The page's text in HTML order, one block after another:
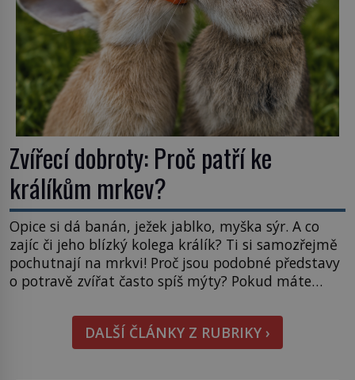
Zvířecí dobroty: Proč patří ke
králíkům mrkev?
Opice si dá banán, ježek jablko, myška sýr. A co
zajíc či jeho blízký kolega králík? Ti si samozřejmě
pochutnají na mrkvi! Proč jsou podobné představy
o potravě zvířat často spíš mýty? Pokud máte
i bude chutnat, ovšem měl by ji mít jen jako
občasný pamlsek. […]DALŠÍ ČLÁNKY Z RUBRIKY ›